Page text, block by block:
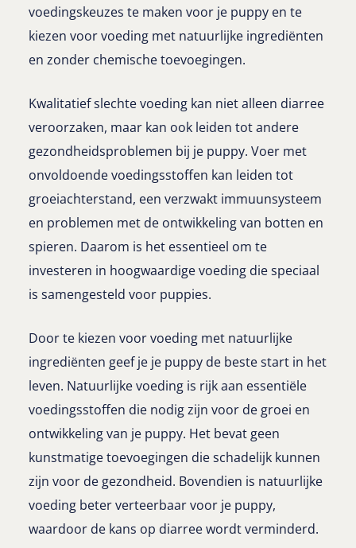
voedingskeuzes te maken voor je puppy en te
kiezen voor voeding met natuurlijke ingrediënten
en zonder chemische toevoegingen.
Kwalitatief slechte voeding kan niet alleen diarree
veroorzaken, maar kan ook leiden tot andere
gezondheidsproblemen bij je puppy. Voer met
onvoldoende voedingsstoffen kan leiden tot
groeiachterstand, een verzwakt immuunsysteem
en problemen met de ontwikkeling van botten en
spieren. Daarom is het essentieel om te
investeren in hoogwaardige voeding die speciaal
is samengesteld voor puppies.
Door te kiezen voor voeding met natuurlijke
ingrediënten geef je je puppy de beste start in het
leven. Natuurlijke voeding is rijk aan essentiële
voedingsstoffen die nodig zijn voor de groei en
ontwikkeling van je puppy. Het bevat geen
kunstmatige toevoegingen die schadelijk kunnen
zijn voor de gezondheid. Bovendien is natuurlijke
voeding beter verteerbaar voor je puppy,
waardoor de kans op diarree wordt verminderd.